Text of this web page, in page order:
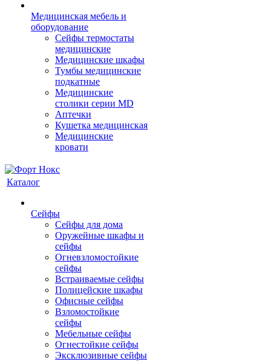
Медицинская мебель и
оборудование
Сейфы термостаты
медицинские
Медицинские шкафы
Тумбы медицинские
подкатные
Медицинские
столики серии MD
Аптечки
Кушетка медицинская
Медицинские
кровати
Каталог
Сейфы
Сейфы для дома
Оружейные шкафы и
сейфы
Огневзломостойкие
сейфы
Встраиваемые сейфы
Полицейские шкафы
Офисные сейфы
Взломостойкие
сейфы
Мебельные сейфы
Огнестойкие сейфы
Эксклюзивные сейфы